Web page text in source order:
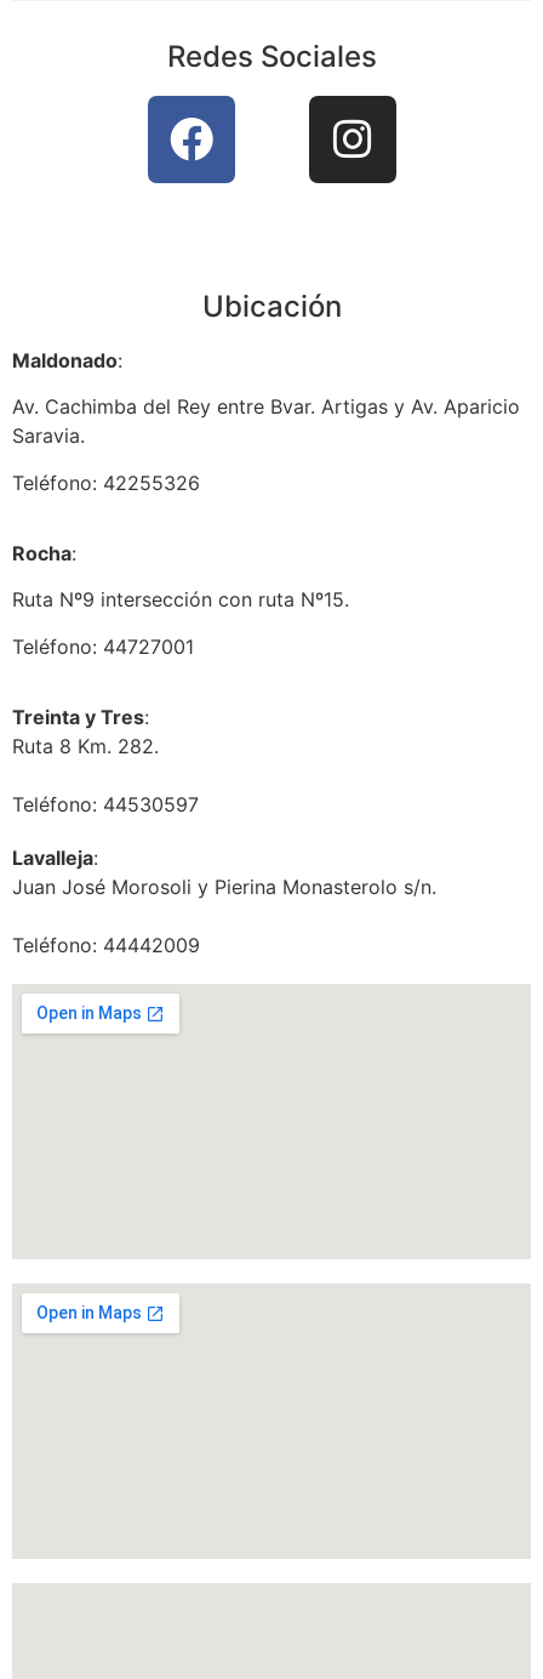
Redes Sociales
Ubicación
Maldonado:
Av. Cachimba del Rey entre Bvar. Artigas y Av. Aparicio
Saravia.
Teléfono: 42255326
Rocha:
Ruta Nº9 intersección con ruta Nº15.
Teléfono: 44727001
Treinta y Tres:
Ruta 8 Km. 282.
Teléfono: 44530597
Lavalleja:
Juan José Morosoli y Pierina Monasterolo s/n.
Teléfono: 44442009